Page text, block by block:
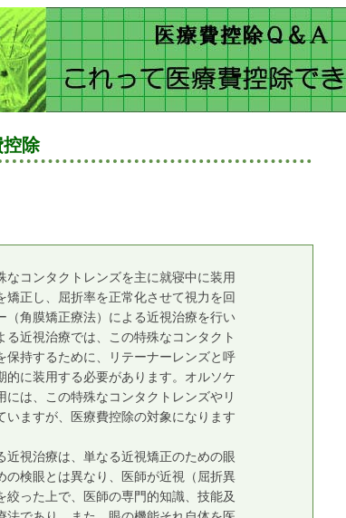
除
コンタクトレンズを主に就寝中に装用
正し、屈折率を正常化させて視力を回
角膜矯正療法）による近視治療を行い
近視治療では、この特殊なコンタクト
保持するために、リテーナーレンズと呼
的に装用する必要があります。オルソケ
は、この特殊なコンタクトレンズやリ
いますが、医療費控除の対象になります
近視治療は、単なる近視矯正のための眼
の検眼とは異なり、医師が近視（屈折異
った上で、医師の専門的知識、技能及